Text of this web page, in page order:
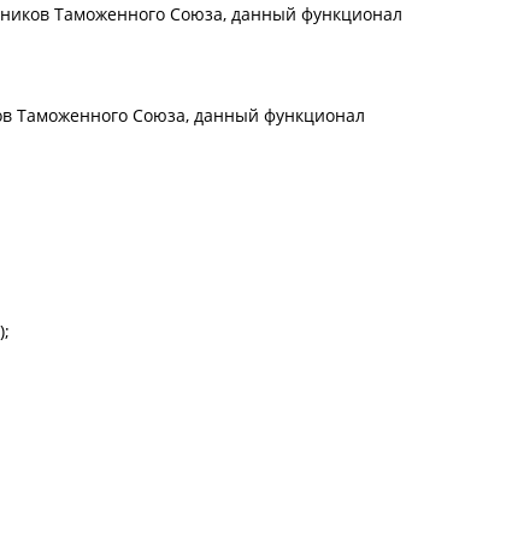
Таможенного Союза, данный функционал
Таможенного Союза, данный функционал